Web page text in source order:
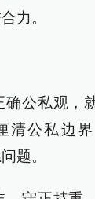
力。
确公私观，
清公私边
题。